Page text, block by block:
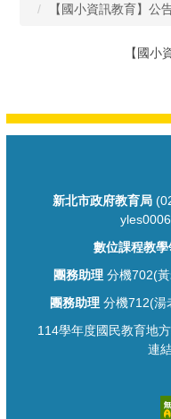
【國小資訊教育】公
【國小
新北市政府教育局
數位課程教
團務助理分機702(黃
團務助理 分機712(湯
114學年度國民教育地
連